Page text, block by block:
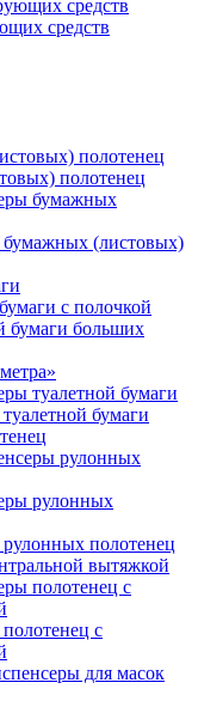
средств
полотенец
бумажных
(листовых)
с полочкой
бумаги больших
туалетной бумаги
бумаги
рулонных
рулонных
полотенец
вытяжкой
полотенец с
с
для масок